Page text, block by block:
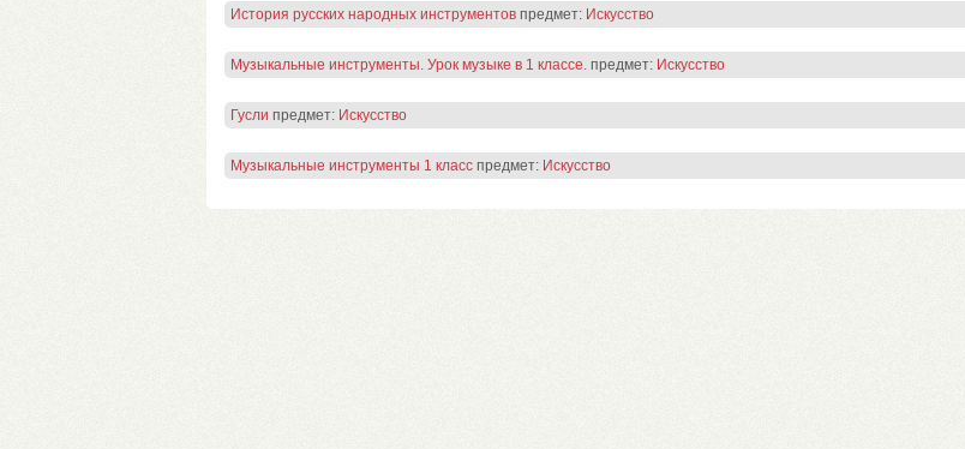
История русских народных инструментов предмет: Искусство
Музыкальные инструменты. Урок музыке в 1 классе. предмет: Искусство
Гусли предмет: Искусство
Музыкальные инструменты 1 класс предмет: Искусство